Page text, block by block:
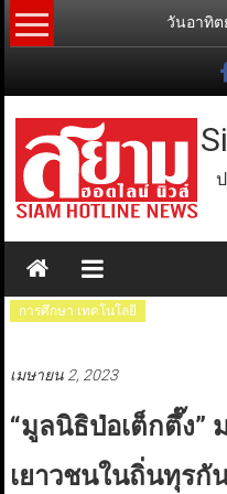
Skip
to
วันอาทิต
การศึกษา เทคโนโลยี
เมษายน 2, 2023
“มูลนิธิป่อเต็กตึ๊ง”
เยาวชนในถิ่นทุรกั